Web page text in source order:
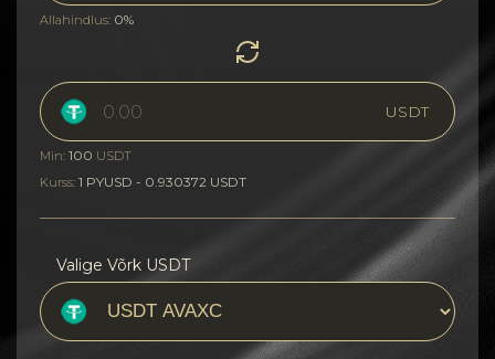
Allahindlus: 0%
USDT
Min: 100 USDT
Kurss: 1 PYUSD - 0.930372 USDT
Valige Võrk USDT